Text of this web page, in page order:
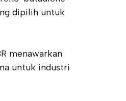
dipilih untuk
menawarkan
untuk industri